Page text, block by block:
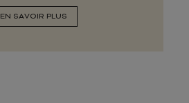
EN SAVOIR PLUS